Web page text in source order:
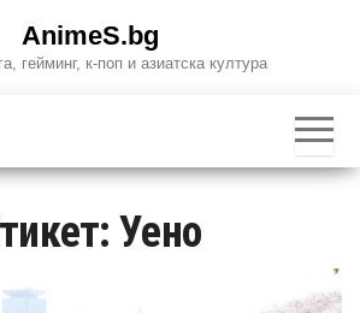
AnimeS.bg
гейминг, к-поп и азиатска култура
Уено